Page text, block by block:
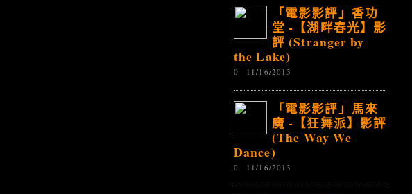
「電影影評」香功
堂 -【湖畔春光】影
評 (Stranger by
the Lake)
0 11/16/2013
「電影影評」馬來
魔 -【狂舞派】影評
(The Way We
Dance)
0 11/16/2013